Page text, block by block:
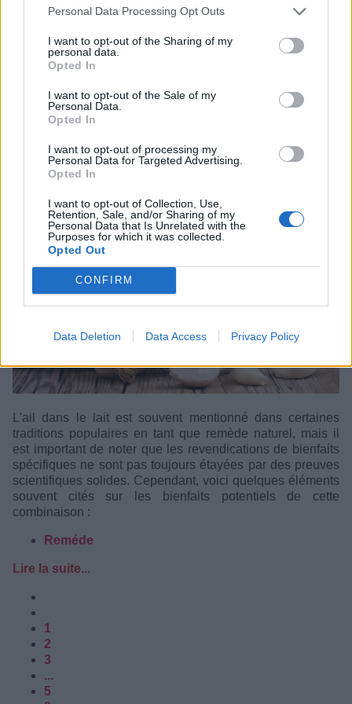
Personal Data Processing Opt Outs
I want to opt-out of the Sharing of my
personal data.
Opted In
I want to opt-out of the Sale of my
Personal Data.
Opted In
I want to opt-out of processing my
Personal Data for Targeted Advertising.
Opted In
I want to opt-out of Collection, Use,
Retention, Sale, and/or Sharing of my
Personal Data that Is Unrelated with the
Purposes for which it was collected.
Opted Out
CONFIRM
Data Deletion Data Access Privacy Policy
lésions se développent souvent suite à une baisse du
Lire la suite...
Lait à l’ail… Quel est ce remède
maison?
Catégorie :Santé Naturelle
L'ail dans le lait est souvent mentionné dans certaines
traditions populaires en tant que remède naturel, mais il
est important de noter que les revendications de bienfaits
spécifiques ne sont pas toujours étayées par des preuves
scientifiques solides. Cependant, voici quelques éléments
souvent cités sur les bienfaits potentiels de cette
combinaison :
Reméde
Lire la suite...
1
2
3
...
5